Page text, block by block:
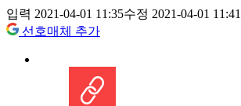
입력 2021-04-01 11:35수정 2021-04-01 11:41
선호매체 추가